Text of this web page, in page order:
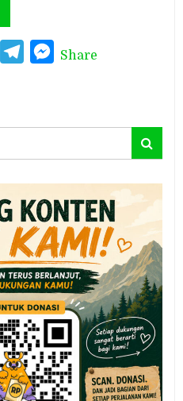
LinkedInTelegramMessenger
Share
Search